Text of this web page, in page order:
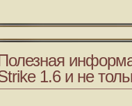
1.6 и не